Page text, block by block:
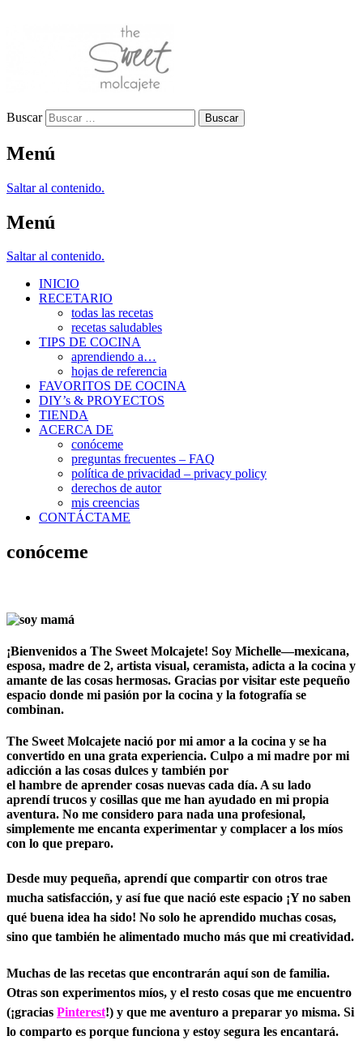
Buscar
Menú
Saltar al contenido.
Menú
Saltar al contenido.
INICIO
RECETARIO
todas las recetas
recetas saludables
TIPS DE COCINA
aprendiendo a…
hojas de referencia
FAVORITOS DE COCINA
DIY’s & PROYECTOS
TIENDA
ACERCA DE
conóceme
preguntas frecuentes – FAQ
política de privacidad – privacy policy
derechos de autor
mis creencias
CONTÁCTAME
conóceme
¡Bienvenidos a The Sweet Molcajete! Soy Michelle—mexicana,
esposa, madre de 2, artista visual, ceramista, adicta a la cocina y
amante de las cosas hermosas. Gracias por visitar este pequeño
espacio donde mi pasión por la cocina y la fotografía se
combinan.
The Sweet Molcajete nació por mi amor a la cocina y se ha
convertido en una grata experiencia. Culpo a mi madre por mi
adicción a las cosas dulces y también por
el hambre de aprender cosas nuevas cada día. A su lado
aprendí trucos y cosillas que me han ayudado en mi propia
aventura. No me considero para nada una profesional,
simplemente me encanta experimentar y complacer a los míos
con lo que preparo.
Desde muy pequeña, aprendí que compartir con otros trae
mucha satisfacción, y así fue que nació este espacio ¡Y no saben
qué buena idea ha sido! No solo he aprendido muchas cosas,
sino que también he alimentado mucho más que mi creatividad.
Muchas de las recetas que encontrarán aquí son de familia.
Otras son experimentos míos, y el resto cosas que me encuentro
(¡gracias Pinterest!) y que me aventuro a preparar yo misma. Si
lo comparto es porque funciona y estoy segura les encantará.